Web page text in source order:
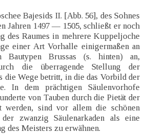
Bajesids II. [Abb. 56], des Sohnes
Jahren 1497 — 1505, schließt er noch
des Raumes in mehrere Kuppeljoche
einer Art Vorhalle einigermaßen an
Bautypen Brussas (s. hinten) an,
die überragende Stellung der
die Wege betritt, in die das Vorbild der
In dem prächtigen Säulenvorhofe
von Tauben durch die Pietät der
werden, sind vor allem die schönen
der zwanzig Säulenarkaden als eine
des Meisters zu erwähnen.